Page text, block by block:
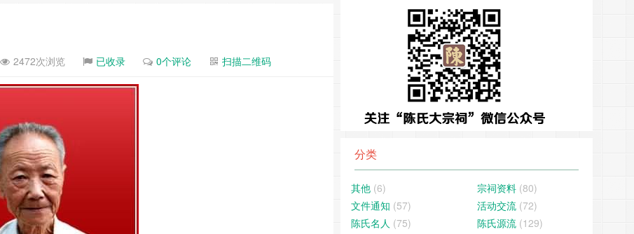
2472次浏览 已收录 0个评论 扫描二维码
分类
其他 (6) 宗祠资料 (80)
文件通知 (57) 活动交流 (72)
陈氏名人 (75) 陈氏源流 (129)